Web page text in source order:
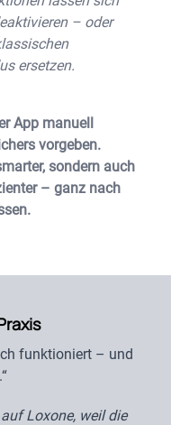
– oder
ersetzen.
App manuell
vorgeben.
sondern auch
– ganz nach
funktioniert – und
Loxone, weil die